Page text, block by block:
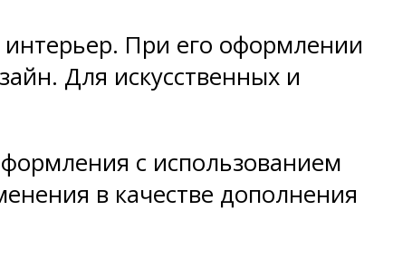
При его оформлении
Для искусственных и
с использованием
в качестве дополнения